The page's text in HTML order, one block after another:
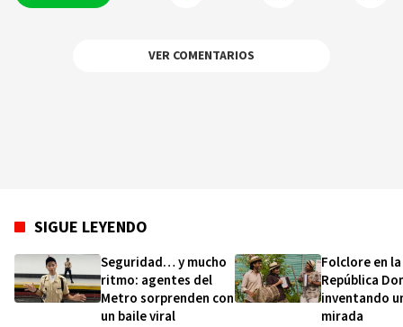
VER COMENTARIOS
SIGUE LEYENDO
Seguridad… y mucho
ritmo: agentes del
Metro sorprenden con
un baile viral
Folclore en la
República
inventando
mirada